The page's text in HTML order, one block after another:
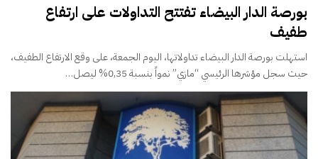
بورصة الدار البيضاء تفتتح التداولات على ارتفاع
طفيف
استهلت بورصة الدار البيضاء تداولاتها، اليوم الجمعة، على وقع الارتفاع الطفيف،
حيث سجل مؤشرها الرئيسي “مازي” نمواً بنسبة 0,35% ليصل…